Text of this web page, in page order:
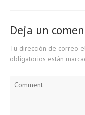
Deja un
Tu dirección de correo
obligatorios están